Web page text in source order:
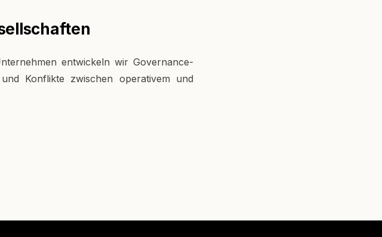
entwickeln wir Governance-
Konflikte zwischen operativem und